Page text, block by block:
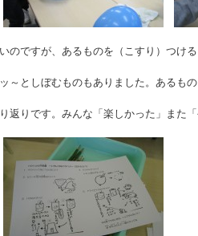
のですが、あるものを（こすり）つけ
～としぼむものもありました。あるも
返りです。みんな「楽しかった」また